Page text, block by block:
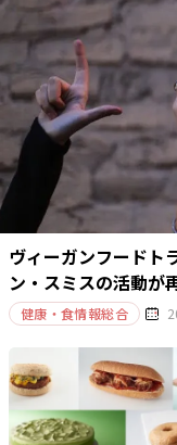
ヴィーガンフードト
ン・スミスの活動が
健康・食情報総合